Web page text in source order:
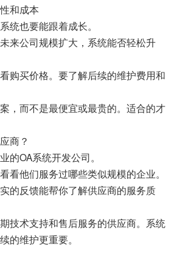
和成本
统也要能跟着成长。
来公司规模扩大，系统能否轻松升
购买价格。要了解后续的维护费用和
，而不是最便宜或最贵的。适合的才
商？
的OA系统开发公司。
看他们服务过哪些类似规模的企业。
的反馈能帮你了解供应商的服务质
技术支持和售后服务的供应商。系统
的维护更重要。